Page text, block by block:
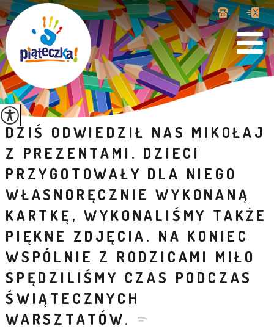
DZIŚ ODWIEDZIŁ NAS MIKOŁAJ
Z PREZENTAMI. DZIECI
PRZYGOTOWAŁY DLA NIEGO
WŁASNORĘCZNIE WYKONANĄ
KARTKĘ, WYKONALIŚMY TAKŻE
PIĘKNE ZDJĘCIA. NA KONIEC
WSPÓLNIE Z RODZICAMI MIŁO
SPĘDZILIŚMY CZAS PODCZAS
ŚWIĄTECZNYCH
WARSZTATÓW.